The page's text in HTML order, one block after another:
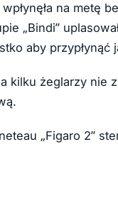
na metę
„Bindi”
aby przypłynąć
kilku żeglarzy nie
„Figaro 2”